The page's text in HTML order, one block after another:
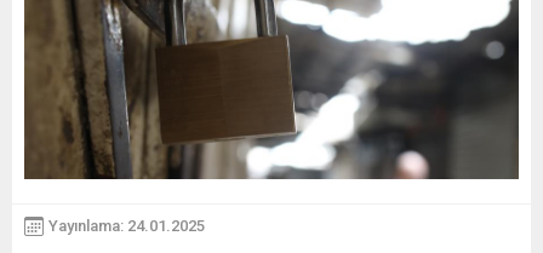
Yayınlama: 24.01.2025